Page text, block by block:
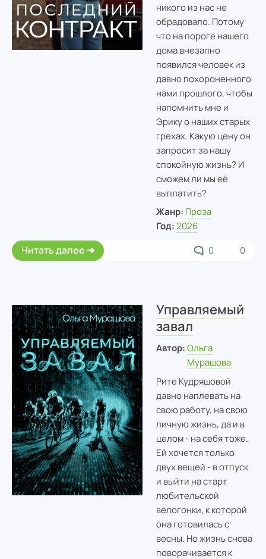
никого из нас не
обрадовало. Потому
что на пороге нашего
дома внезапно
появился человек из
давно похороненного
нами прошлого, чтобы
напомнить мне и
Эрику о наших старых
грехах. Какую цену он
запросит за нашу
спокойную жизнь? И
сможем ли мы её
выплатить?
Жанр: Проза
Год: 2026
Читать далее 0 0
Управляемый
завал
Автор: Ольга
Мурашова
Рите Кудряшовой
давно наплевать на
свою работу, на свою
личную жизнь, да и в
целом - на себя тоже.
Ей хочется только
двух вещей - в отпуск
и выйти на старт
любительской
велогонки, к которой
она готовилась с
весны. Но жизнь снова
поворачивается к